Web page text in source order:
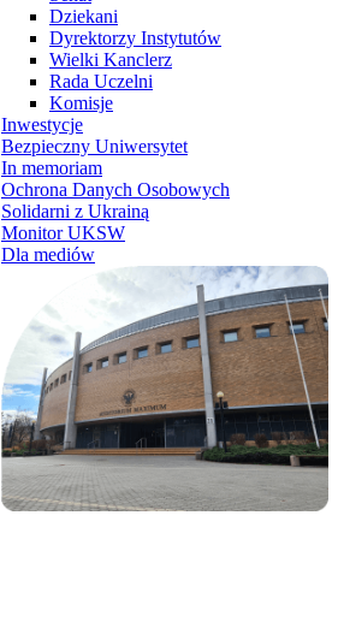
Dziekani
Dyrektorzy Instytutów
Wielki Kanclerz
Rada Uczelni
Komisje
Inwestycje
Bezpieczny Uniwersytet
In memoriam
Ochrona Danych Osobowych
Solidarni z Ukrainą
Monitor UKSW
Dla mediów